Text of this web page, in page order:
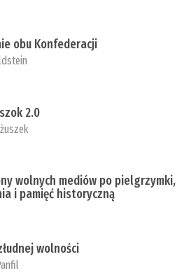
obu Konfederacji
2.0
wolnych mediów po pielgrzymki,
i pamięć historyczną
wolności